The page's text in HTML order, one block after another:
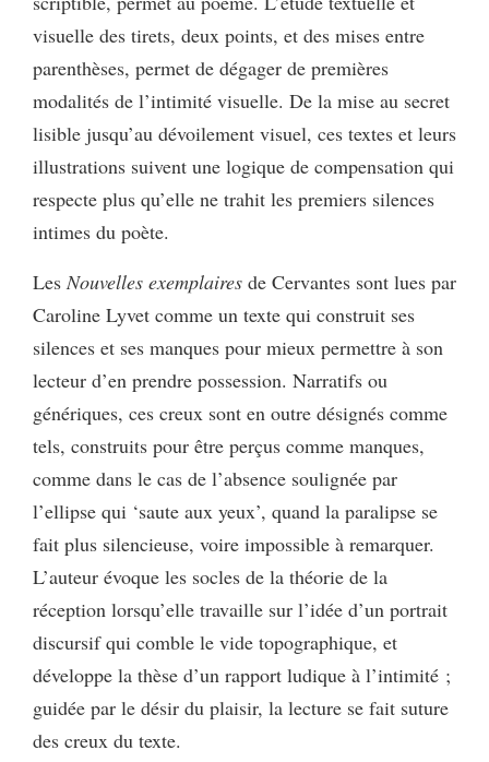
visuelle des tirets, deux points, et des mises entre
parenthèses, permet de dégager de premières
modalités de l’intimité visuelle. De la mise au secret
lisible jusqu’au dévoilement visuel, ces textes et leurs
illustrations suivent une logique de compensation qui
respecte plus qu’elle ne trahit les premiers silences
intimes du poète.
Les Nouvelles exemplaires de Cervantes sont lues par
Caroline Lyvet comme un texte qui construit ses
silences et ses manques pour mieux permettre à son
lecteur d’en prendre possession. Narratifs ou
génériques, ces creux sont en outre désignés comme
tels, construits pour être perçus comme manques,
comme dans le cas de l’absence soulignée par
l’ellipse qui ‘saute aux yeux’, quand la paralipse se
fait plus silencieuse, voire impossible à remarquer.
L’auteur évoque les socles de la théorie de la
réception lorsqu’elle travaille sur l’idée d’un portrait
discursif qui comble le vide topographique, et
développe la thèse d’un rapport ludique à l’intimité ;
guidée par le désir du plaisir, la lecture se fait suture
des creux du texte.